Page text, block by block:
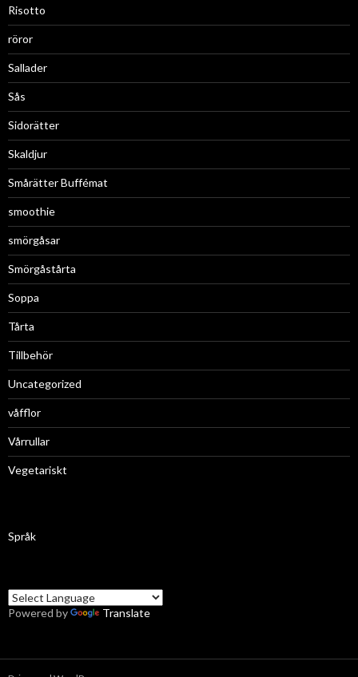
Risotto
röror
Sallader
Sås
Sidorätter
Skaldjur
Smårätter Buffémat
smoothie
smörgåsar
Smörgåstårta
Soppa
Tårta
Tillbehör
Uncategorized
våfflor
Vårrullar
Vegetariskt
Språk
Powered by Translate